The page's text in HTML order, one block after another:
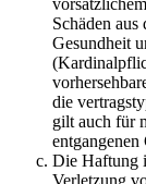
Schäden
Gesundheit
die
gilt auch für
Die Haftung
Verletzung